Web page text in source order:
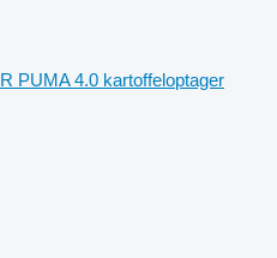
PUMA 4.0 kartoffeloptager